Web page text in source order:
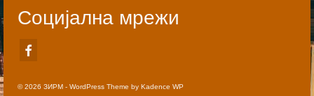
Социјална мрежи
© 2026 ЗИРМ - WordPress Theme by Kadence WP